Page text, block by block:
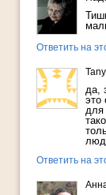
Ответить на
да,
это
для
Ответить на